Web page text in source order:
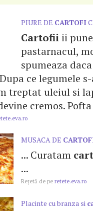
PIURE DE CARTOFI
Cartofii ii
pastarnacul,
spumeaza
ce legumele
treptat uleiul si
cremos.
MUSACA DE
... Curatam
...
Reţetă de pe retete.eva.ro
Placinte cu branza si